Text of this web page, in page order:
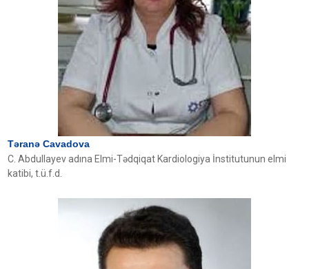
Təranə Cavadova
C. Abdullayev adına Elmi-Tədqiqat Kardiologiya İnstitutunun elmi
katibi, t.ü.f.d.